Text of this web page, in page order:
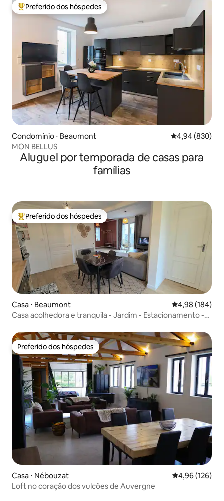
Entre os melhores preferidos dos hóspedes
Preferido dos hóspedes
Condomínio ⋅ Beaumont 4,94 de uma
4,94 (830)
MON BELLUS
Aluguel por temporada de casas para
famílias
Entre os melhores preferidos dos hóspedes
Preferido dos hóspedes
Casa ⋅ Beaumont 4,98 de uma
4,98 (184)
Casa acolhedora e tranquila - Jardim - Estacionamento -
Preferido dos hóspedes
Preferido dos hóspedes
Casa ⋅ Nébouzat 4,96 de uma
4,96 (126)
Loft no coração dos vulcões de Auvergne